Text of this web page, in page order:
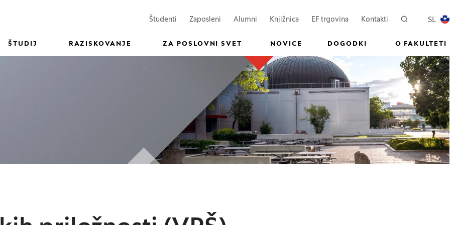
Študenti (Odpre se v novem oknu)
Zaposleni (Odpre se v novem oknu)
Alumni Knjižnica EF trgovina(Odpre se v novem oknu)
Kontakti Iskanje SL
ŠTUDIJ RAZISKOVANJE ZA POSLOVNI SVET NOVICE DOGODKI O FAKULTETI